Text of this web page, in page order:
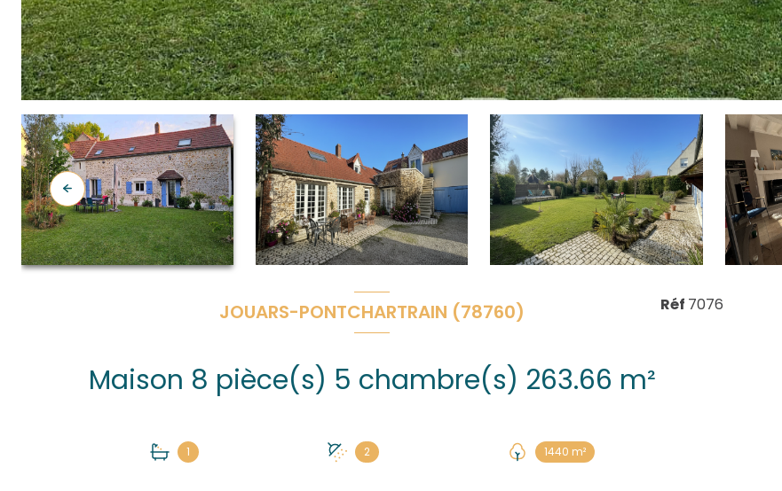
JOUARS-PONTCHARTRAIN (78760)
Maison 8 pièce(s) 5 chambre(s) 263.66 m²
1 2 1440 m²
Réf 7076